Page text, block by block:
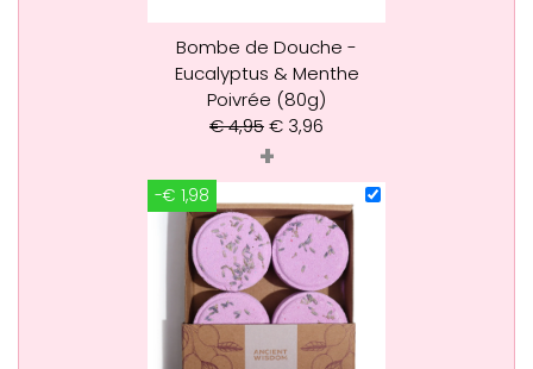
Bombe de Douche -
Eucalyptus & Menthe
Poivrée (80g)
€4,95€ 3,96
+
-€ 1,98